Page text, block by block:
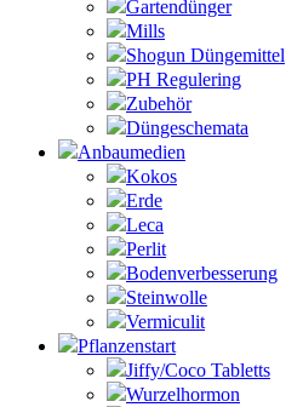
Gartendünger
Mills
Shogun Düngemittel
PH Regulering
Zubehör
Düngeschemata
Anbaumedien
Kokos
Erde
Leca
Perlit
Bodenverbesserung
Steinwolle
Vermiculit
Pflanzenstart
Jiffy/Coco Tabletts
Wurzelhormon